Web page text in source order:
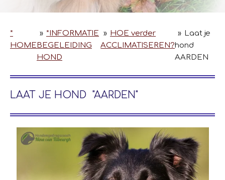
*
HOME
» *INFORMATIE
BEGELEIDING
HOND
» HOE verder
ACCLIMATISEREN?
» Laat je
hond
AARDEN
LAAT JE HOND "AARDEN"